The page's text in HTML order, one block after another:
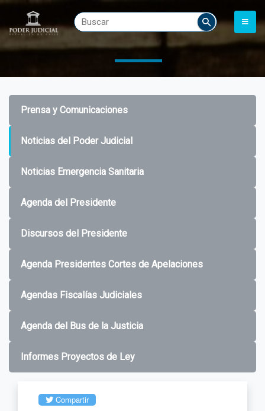
Prensa y Comunicaciones
Noticias del Poder Judicial
Noticias Emergencia Sanitaria
Agenda del Presidente
Discursos del Presidente
Agenda Presidentes Cortes de Apelaciones
Agendas Fiscalías Judiciales
Agenda del Bus de la Justicia
Informes Proyectos de Ley
Compartir